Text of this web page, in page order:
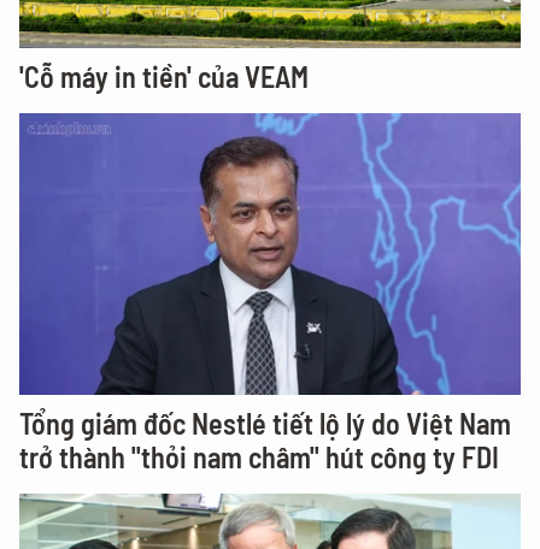
'Cỗ máy in tiền' của VEAM
Tổng giám đốc Nestlé tiết lộ lý do Việt Nam
trở thành "thỏi nam châm" hút công ty FDI